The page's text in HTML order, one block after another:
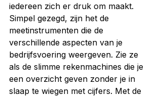
iedereen zich er druk om maakt.
Simpel gezegd, zijn het de
meetinstrumenten die de
verschillende aspecten van je
bedrijfsvoering weergeven. Zie ze
als de slimme rekenmachines die je
een overzicht geven zonder je in
slaap te wiegen met cijfers. Met de